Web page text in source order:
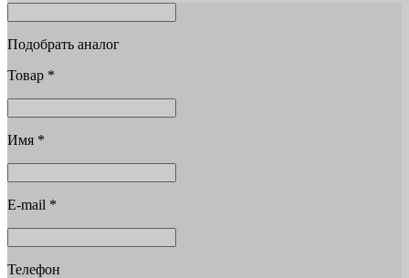
Подобрать аналог
Товар *
Имя *
E-mail *
Телефон